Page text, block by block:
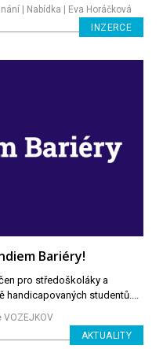
| Nabídka | Eva Horáčková
INZERCE
Bariéry!
pro středoškoláky a
handicapovaných studentů....
VOZEJKOV
AKTUALITY